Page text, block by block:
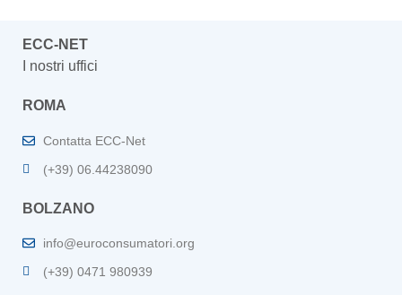
ECC-NET
I nostri uffici
ROMA
Contatta ECC-Net
(+39) 06.44238090
BOLZANO
info@euroconsumatori.org
(+39) 0471 980939